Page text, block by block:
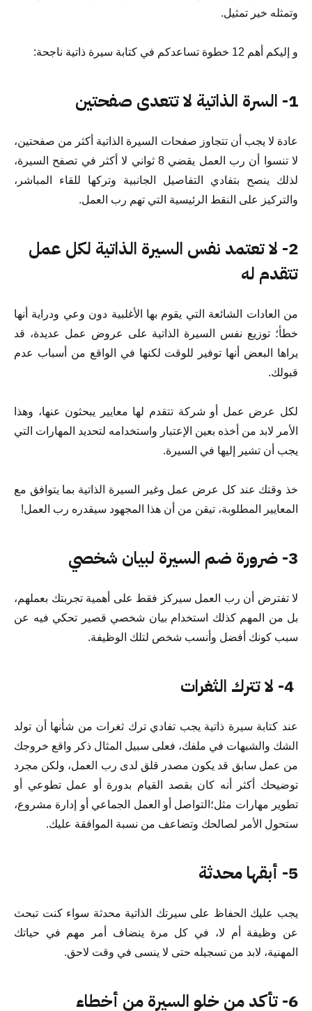
وتمثله خير تمثيل.
و إليكم أهم 12 خطوة تساعدكم في كتابة سيرة ذاتية ناجحة:
1- السرة الذاتية لا تتعدى صفحتين
عادة لا يجب أن تتجاوز صفحات السيرة الذاتية أكثر من صفحتين،
لا تنسوا أن رب العمل يقضي 8 ثواني لا أكثر في تصفح السيرة،
لذلك ينصح بتفادي التفاصيل الجانبية وتركها للقاء المباشر،
والتركيز على النقط الرئيسية التي تهم رب العمل.
2- لا تعتمد نفس السيرة الذاتية لكل عمل
تتقدم له
من العادات الشائعة التي يقوم بها الأغلبية دون وعي ودراية أنها
خطأ؛ توزيع نفس السيرة الذاتية على عروض عمل عديدة، قد
يراها البعض أنها توفير للوقت لكنها في الواقع من أسباب عدم
قبولك.
لكل عرض عمل أو شركة تتقدم لها معايير يبحثون عنها، وهذا
الأمر لابد من أخذه بعين الإعتبار واستخدامه لتحديد المهارات التي
يجب أن تشير إليها في السيرة.
خذ وقتك عند كل عرض عمل وغير السيرة الذاتية بما يتوافق مع
المعايير المطلوبة، تيقن من أن هذا المجهود سيقدره رب العمل!
3- ضرورة ضم السيرة لبيان شخصي
لا تفترض أن رب العمل سيركز فقط على أهمية تجربتك بعملهم،
بل من المهم كذلك استخدام بيان شخصي قصير تحكي فيه عن
سبب كونك أفضل وأنسب شخص لتلك الوظيفة.
عند كتابة سيرة ذاتية يجب تفادي ترك ثغرات من شأنها أن تولد
الشك والشبهات في ملفك، فعلى سبيل المثال ذكر واقع خروجك
من عمل سابق قد يكون مصدر قلق لدى رب العمل، ولكن مجرد
توضيحك أكثر أنه كان بقصد القيام بدورة أو عمل تطوعي أو
تطوير مهارات مثل؛التواصل أو العمل الجماعي أو إدارة مشروع،
ستحول الأمر لصالحك وتضاعف من نسبة الموافقة عليك.
5- أبقها محدثة
يجب عليك الحفاظ على سيرتك الذاتية محدثة سواء كنت تبحث
عن وظيفة أم لا، في كل مرة ينضاف أمر مهم في حياتك
المهنية، لابد من تسجيله حتى لا ينسى في وقت لاحق.
6- تأكد من خلو السيرة من أخطاء